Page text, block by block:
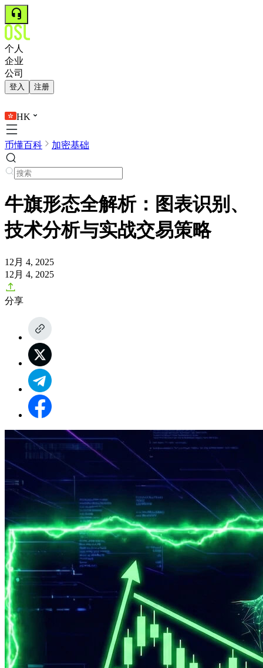
个人
企业
公司
登入 注册
HK
币懂百科 加密基础
牛旗形态全解析：图表识别、
技术分析与实战交易策略
12月 4, 2025
12月 4, 2025
分享